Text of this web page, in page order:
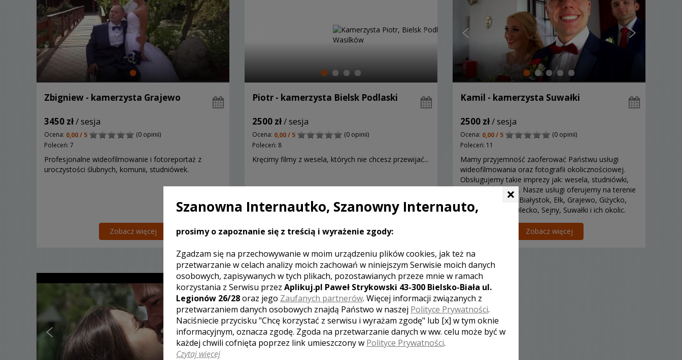
Zbigniew - kamerzysta Grajewo
3450 zł/ sesja
Ocena: 0,00 / 5
(0 opinii)
Poleceń: 7
Profesjonalne wideofilmowanie i fotoreportaż z
uroczystości ślubnych, komunii, studniówek.
Zobacz więcej
Piotr - kamerzysta Bielsk Podlaski
2500 zł/ sesja
Ocena: 0,00 / 5
(0 opinii)
Poleceń: 8
Kręcimy filmy z wesela, których nie chcesz przewijać...
Zobacz więcej
Kamil - kamerzysta Suwałki
2500 zł/ sesja
Ocena: 0,00 / 5
(0 opinii)
Poleceń: 11
Mamy przyjemność zaoferować Państwu usługi
wideofilmowania oraz fotografii okolicznościowej.
Obsługujemy takie imprezy jak: wesela, studniówki,
chrzciny, komunie. Nasze usługi oferujemy na terenie
miast: Augustów, Białystok, Ełk, Grajewo, Giżycko,
Gołdap, Łomża, Olecko, Sejny, Suwałki i ich okolic.
Zobacz więcej
×
Szanowna Internautko, Szanowny Internauto,
prosimy o zapoznanie się z treścią i wyrażenie zgody:
Zgadzam się na przechowywanie w moim urządzeniu plików cookies, jak też na
przetwarzanie w celach analizy moich zachowań w niniejszym Serwisie moich danych
osobowych, zapisywanych w tych plikach, pozostawianych przeze mnie w ramach
korzystania z Serwisu przez Aplikuj.pl Paweł Strykowski 43-300 Bielsko-Biała ul.
Legionów 26/28oraz jego Zaufanych partnerów. Więcej informacji związanych z
przetwarzaniem danych osobowych znajdą Państwo w naszej Polityce Prywatności.
Naciśniecie przycisku "Chcę korzystać z serwisu i wyrażam zgodę" lub [x] w tym oknie
informacyjnym, oznacza zgodę. Zgoda na przetwarzanie danych w ww. celu może być w
każdej chwili cofnięta poprzez link umieszczony w Polityce Prywatności.
Czytaj więcej